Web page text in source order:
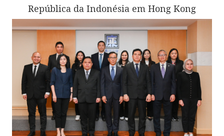
República da Indonésia em Hong Kong